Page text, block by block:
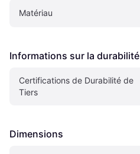
Matériau
Informations sur la durabilité
Certifications de Durabilité de
Tiers
Dimensions